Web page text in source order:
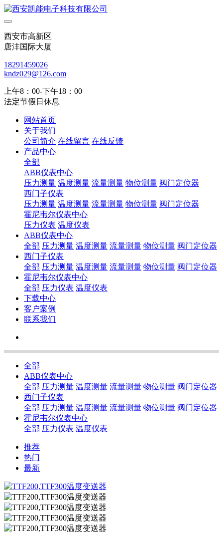
西安市高新区
唐沣国际大厦
18291459026
kndz029@126.com
上午8：00-下午18：00
法定节假日休息
网站首页
关于我们
公司简介 在线留言 在线反馈
产品中心
全部
ABB仪表中心
压力测量 温度测量 流量测量 物位测量 阀门定位器
西门子仪表
压力测量 温度测量 流量测量 物位测量 阀门定位器
霍尼韦尔仪表中心
压力仪表 温度仪表
ABB仪表中心
全部 压力测量 温度测量 流量测量 物位测量 阀门定位器
西门子仪表
全部 压力测量 温度测量 流量测量 物位测量 阀门定位器
霍尼韦尔仪表中心
全部 压力仪表 温度仪表
下载中心
客户案例
联系我们
全部
ABB仪表中心
全部 压力测量 温度测量 流量测量 物位测量 阀门定位器
西门子仪表
全部 压力测量 温度测量 流量测量 物位测量 阀门定位器
霍尼韦尔仪表中心
全部 压力仪表 温度仪表
推荐
热门
最新